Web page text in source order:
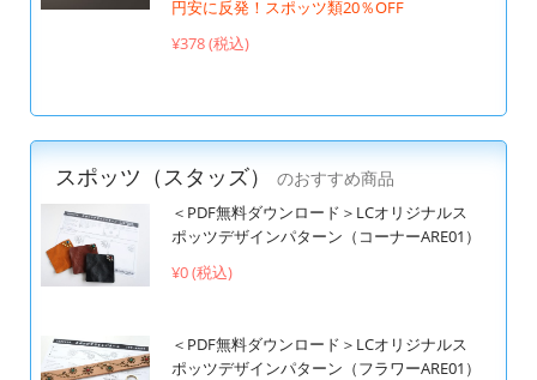
円安に反発！スポッツ類20％OFF
¥378 (税込)
スポッツ（スタッズ）
のおすすめ商品
＜PDF無料ダウンロード＞LCオリジナルス
ポッツデザインパターン（コーナーARE01）
¥0 (税込)
＜PDF無料ダウンロード＞LCオリジナルス
ポッツデザインパターン（フラワーARE01）